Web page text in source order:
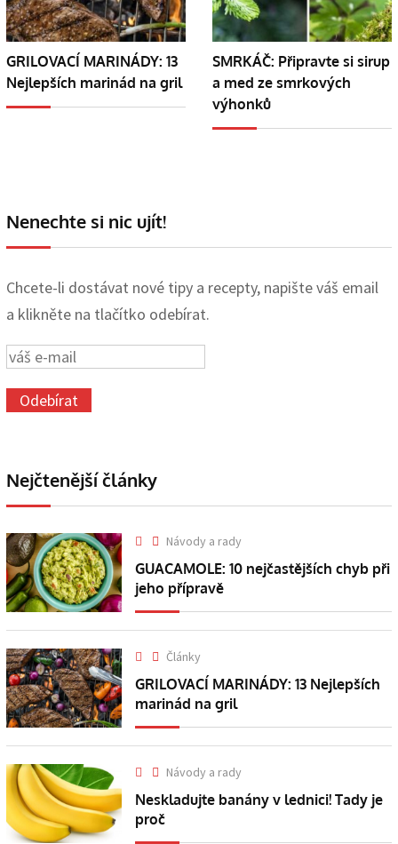
GRILOVACÍ MARINÁDY: 13
Nejlepších marinád na gril
SMRKÁČ: Připravte si sirup
a med ze smrkových
výhonků
Nenechte si nic ujít!
Chcete-li dostávat nové tipy a recepty, napište váš email
a klikněte na tlačítko odebírat.
Nejčtenější články
Návody a rady
GUACAMOLE: 10 nejčastějších chyb při
jeho přípravě
Články
GRILOVACÍ MARINÁDY: 13 Nejlepších
marinád na gril
Návody a rady
Neskladujte banány v lednici! Tady je
proč